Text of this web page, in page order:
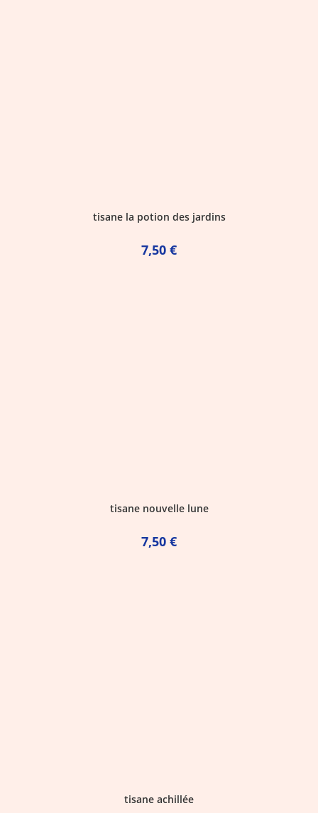
tisane la potion des jardins
7,50 €
tisane nouvelle lune
7,50 €
tisane achillée